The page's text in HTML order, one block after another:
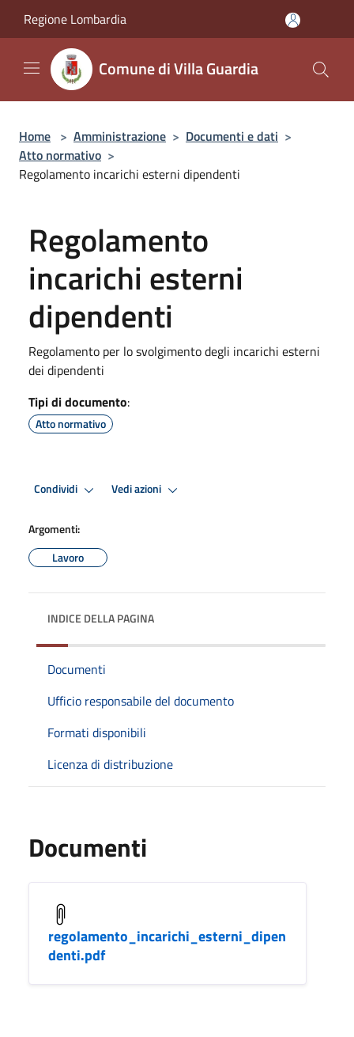
Regione Lombardia
Comune di Villa Guardia
Home > Amministrazione > Documenti e dati >
Atto normativo >
Regolamento incarichi esterni dipendenti
Regolamento
incarichi esterni
dipendenti
Regolamento per lo svolgimento degli incarichi esterni
dei dipendenti
Tipi di documento:
Atto normativo
Condividi Vedi azioni
Argomenti:
Lavoro
INDICE DELLA PAGINA
Documenti
Ufficio responsabile del documento
Formati disponibili
Licenza di distribuzione
Documenti
regolamento_incarichi_esterni_dipen
denti.pdf